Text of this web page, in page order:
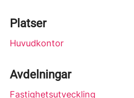
Platser
Huvudkontor
Avdelningar
Fastighetsutveckling